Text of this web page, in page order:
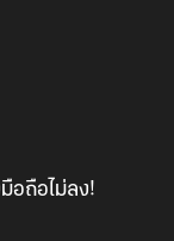
อถือไม่ลง!